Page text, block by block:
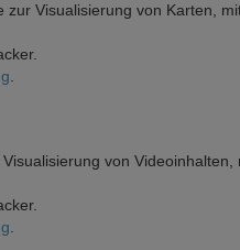
Visualisierung von Karten,
.
von
.